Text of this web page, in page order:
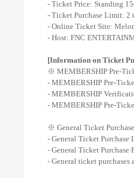
- Ticket Price: Standing
- Ticket Purchase Limit: 2
- Online Ticket Site:
- Host: FNC
[Information on Ticket
※ MEMBERSHIP Pre-
- MEMBERSHIP Pre-
- MEMBERSHIP
- MEMBERSHIP Pre-
※ General Ticket Purchase
- General Ticket
- General Ticket Purchase
- General ticket